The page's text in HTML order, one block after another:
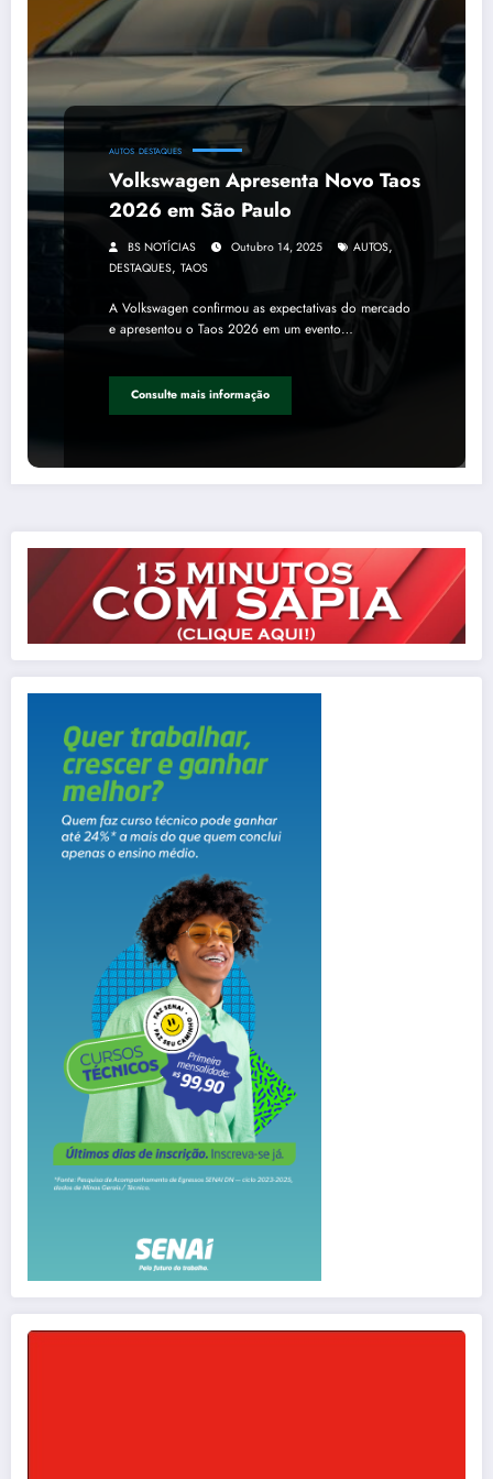
AUTOS DESTAQUES
Volkswagen Apresenta Novo Taos
2026 em São Paulo
BS NOTÍCIAS Outubro 14, 2025 AUTOS,
DESTAQUES, TAOS
A Volkswagen confirmou as expectativas do mercado
e apresentou o Taos 2026 em um evento…
Consulte mais informação